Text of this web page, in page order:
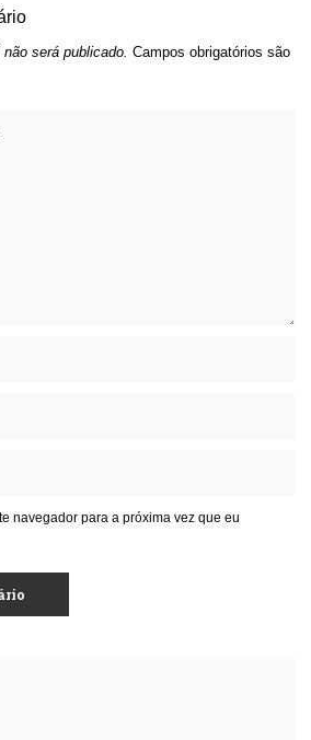
será publicado. Campos obrigatórios são
navegador para a próxima vez que eu